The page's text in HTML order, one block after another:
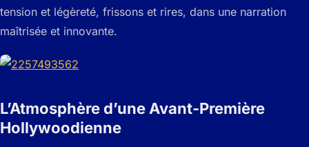
tension et légèreté, frissons et rires, dans une narration
maîtrisée et innovante.
L’Atmosphère d’une Avant-Première
Hollywoodienne